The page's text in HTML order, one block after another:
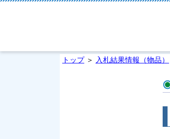
トップ＞ 入札結果情報（物品）